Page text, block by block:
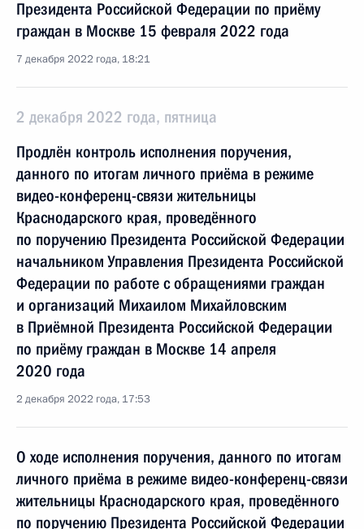
Президента Российской Федерации по приёму
граждан в Москве 15 февраля 2022 года
7 декабря 2022 года, 18:21
2 декабря 2022 года, пятница
Продлён контроль исполнения поручения,
данного по итогам личного приёма в режиме
видео-конференц-связи жительницы
Краснодарского края, проведённого
по поручению Президента Российской Федерации
начальником Управления Президента Российской
Федерации по работе с обращениями граждан
и организаций Михаилом Михайловским
в Приёмной Президента Российской Федерации
по приёму граждан в Москве 14 апреля
2020 года
2 декабря 2022 года, 17:53
О ходе исполнения поручения, данного по итогам
личного приёма в режиме видео-конференц-связи
жительницы Краснодарского края, проведённого
по поручению Президента Российской Федерации